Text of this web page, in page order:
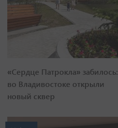
«Сердце Патрокла» забилось:
во Владивостоке открыли
новый сквер